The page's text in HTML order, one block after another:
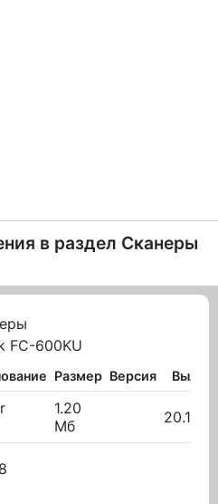
в раздел Сканеры
FC-600KU
Размер Версия
1.20
Мб